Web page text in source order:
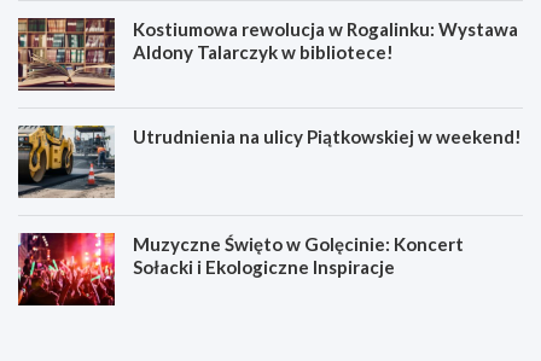
Kostiumowa rewolucja w Rogalinku: Wystawa
Aldony Talarczyk w bibliotece!
Utrudnienia na ulicy Piątkowskiej w weekend!
Muzyczne Święto w Golęcinie: Koncert
Sołacki i Ekologiczne Inspiracje
W
K